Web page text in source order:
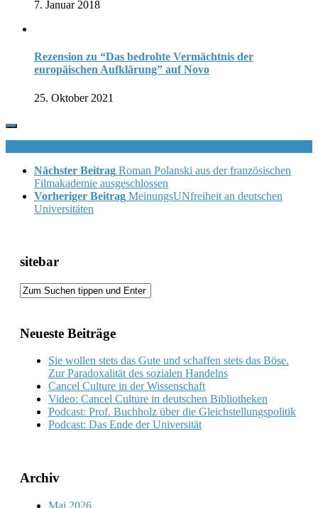
7. Januar 2018
Rezension zu “Das bedrohte Vermächtnis der
europäischen Aufklärung” auf Novo
25. Oktober 2021
Nächster Beitrag Roman Polanski aus der französischen
Filmakademie ausgeschlossen
Vorheriger Beitrag MeinungsUNfreiheit an deutschen
Universitäten
sitebar
Neueste Beiträge
Sie wollen stets das Gute und schaffen stets das Böse.
Zur Paradoxalität des sozialen Handelns
Cancel Culture in der Wissenschaft
Video: Cancel Culture in deutschen Bibliotheken
Podcast: Prof. Buchholz über die Gleichstellungspolitik
Podcast: Das Ende der Universität
Archiv
Mai 2026